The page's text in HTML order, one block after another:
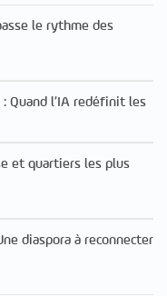
le rythme des
Quand l’IA redéfinit les
et quartiers les plus
diaspora à reconnecter